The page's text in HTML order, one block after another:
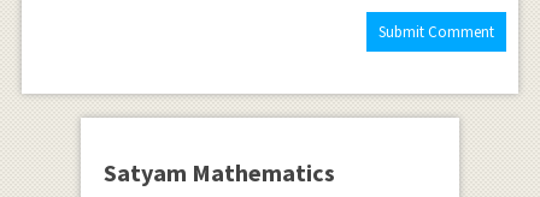
Satyam Mathematics